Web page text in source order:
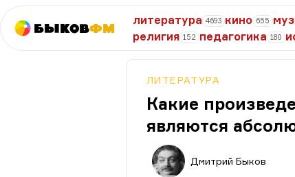
БыковФМ
литература 4693 кино 655
религия 152 педагогика 180
ЛИТЕРАТУРА
Какие
являются
Дмитрий Быков